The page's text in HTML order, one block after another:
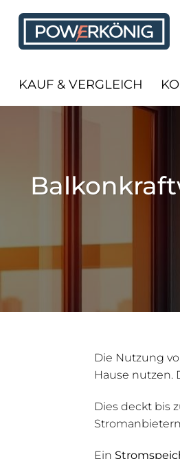
Inhalt
springen
KAUF & VERGLEICH
Die Nutzung
Hause nutzen.
Dies deckt bis
Ein